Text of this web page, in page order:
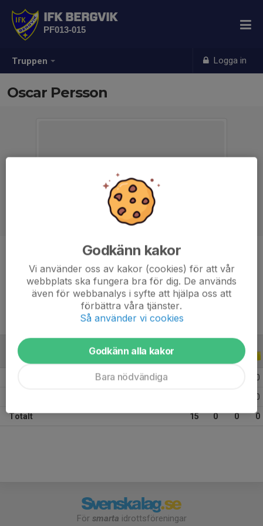
Truppen Logga in
IFK BERGVIK
PF013-015
Oscar Persson
Ålder
13 år
ALLA SERIER ALLA ÅR
0
0
Totalt 15 0 0 0
För smarta idrottsföreningar
Godkänn kakor
Vi använder oss av kakor (cookies) för att vår
webbplats ska fungera bra för dig. De används
även för webbanalys i syfte att hjälpa oss att
förbättra våra tjänster.
Så använder vi cookies
Godkänn alla kakor
Bara nödvändiga